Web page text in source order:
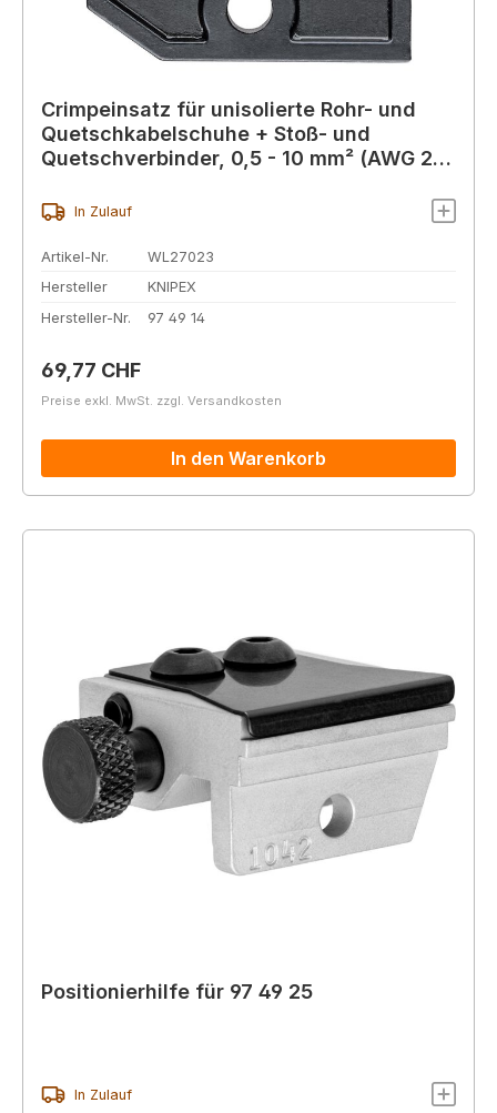
Crimpeinsatz für unisolierte Rohr- und
Quetschkabelschuhe + Stoß- und
Quetschverbinder, 0,5 - 10 mm² (AWG 20
In Zulauf
Artikel-Nr.
WL27023
Hersteller
KNIPEX
Hersteller-Nr.
97 49 14
Regulärer Preis:
69,77 CHF
Preise exkl. MwSt. zzgl. Versandkosten
In den Warenkorb
Positionierhilfe für 97 49 25
In Zulauf